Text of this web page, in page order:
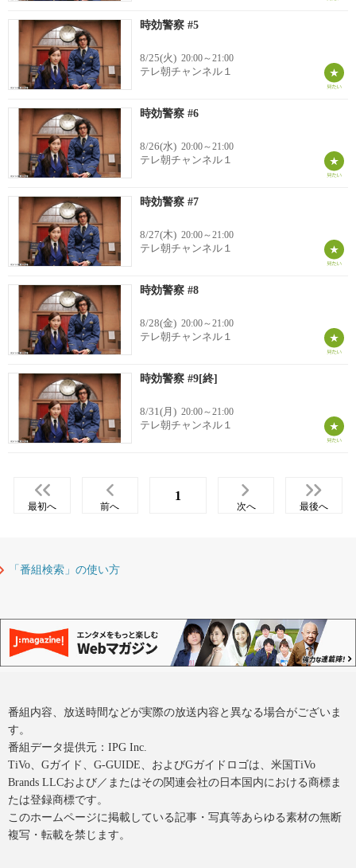
時効警察 #5
8/25(火) 20:00～21:00
テレ朝チャンネル１
時効警察 #6
8/26(水) 20:00～21:00
テレ朝チャンネル１
時効警察 #7
8/27(木) 20:00～21:00
テレ朝チャンネル１
時効警察 #8
8/28(金) 20:00～21:00
テレ朝チャンネル１
時効警察 #9[終]
8/31(月) 20:00～21:00
テレ朝チャンネル１
最初へ 前へ
1
次へ 最後へ
「番組検索」の使い方
番組内容、放送時間などが実際の放送内容と異なる場合がございま
す。
番組データ提供元：IPG Inc.
TiVo、Gガイド、G-GUIDE、およびGガイドロゴは、米国TiVo
Brands LLCおよび／またはその関連会社の日本国内における商標ま
たは登録商標です。
このホームページに掲載している記事・写真等あらゆる素材の無断
複写・転載を禁じます。